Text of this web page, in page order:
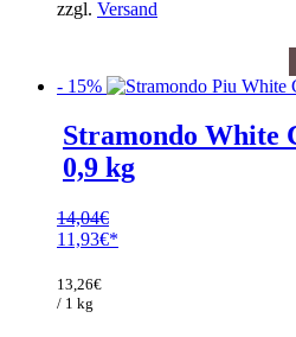
zzgl. Versand
- 15%
Stramondo White
0,9 kg
14,04€
Ursprünglicher
war:
14,04€
11,93€
Preis
ist:
13,26€
/ 1 kg